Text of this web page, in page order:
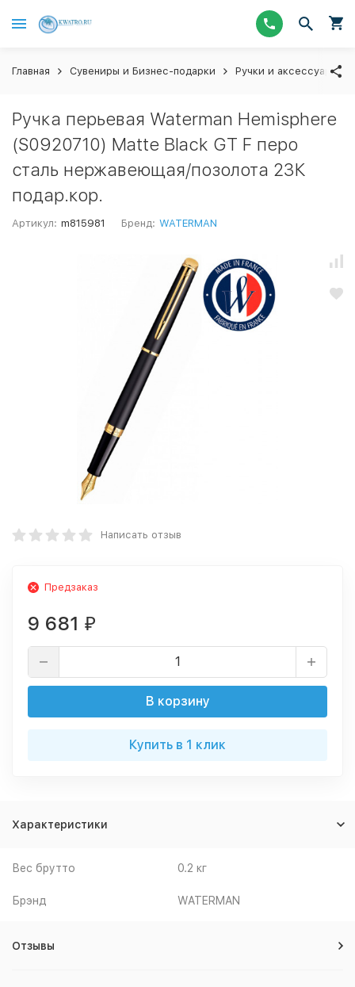
Главная Сувениры и Бизнес-подарки Ручки и аксессуары
Ручка перьевая Waterman Hemisphere
(S0920710) Matte Black GT F перо
сталь нержавеющая/позолота 23К
подар.кор.
Артикул: m815981 Бренд: WATERMAN
Написать отзыв
Предзаказ
9 681 ₽
В корзину
Купить в 1 клик
Характеристики
Вес брутто 0.2 кг
Брэнд WATERMAN
Отзывы